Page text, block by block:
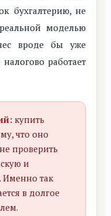
бухгалтерию, не
моделью
вроде бы уже
работает
купить
что оно
проверить
и
Именно так
в долгое